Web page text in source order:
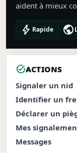
aident à mieux
bolt Rapide public
task_altACTIONS
Signaler un nid
Identifier un
Déclarer un
Mes
Messages